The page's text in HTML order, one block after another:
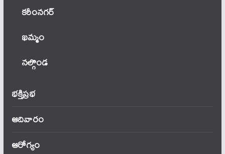
కరీంనగర్
ఖ‌మ్మం
నల్గొండ
భక్తిప్రభ
ఆదివారం
ఆరోగ్యం